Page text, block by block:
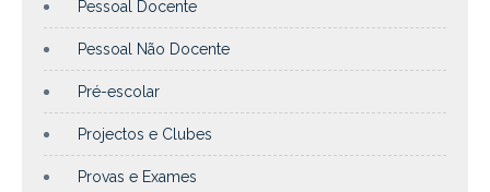
Pessoal Docente
Pessoal Não Docente
Pré-escolar
Projectos e Clubes
Provas e Exames